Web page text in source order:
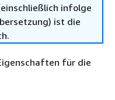
infolge
ist die
für die